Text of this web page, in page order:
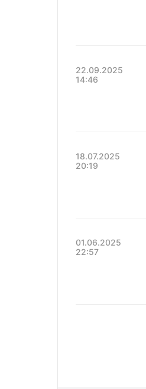
22.09.2025
14:46
18.07.2025
20:19
01.06.2025
22:57